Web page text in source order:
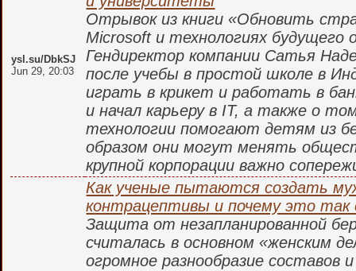
ysl.su/DbkSJ
Jun 29, 20:03
Отрывок из книги «Обновить
Microsoft и технологиях будущего
Гендиректор компании Сатья
после учебы в простой школе в
играть в крикет и работать в
и начал карьеру в IT, а также о
технологии помогают детям из
образом они могут менять
крупной корпорации важно
Как ученые пытаются создать
контрацептивы и почему это так
Защита от незапланированной
считалась в основном «женским
огромное разнообразие